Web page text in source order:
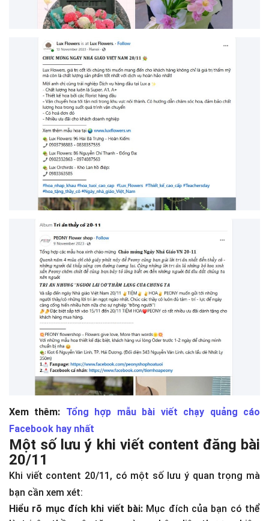
Xem thêm: Tổng hợp mẫu bài viết chạy quảng cáo
Facebook hay nhất
Một số lưu ý khi viết content đăng bài
20/11
Khi viết content 20/11, có một số lưu ý quan trọng mà
bạn cần xem xét:
Hiểu rõ mục đích khi viết bài: Mục đích của bạn có thể